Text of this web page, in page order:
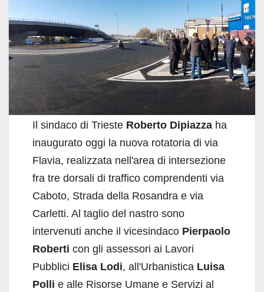
b
o
o
k
A
p
p
dI
n
vi
di
Il sindaco di Trieste Roberto Dipiazza ha
inaugurato oggi la nuova rotatoria di via
Flavia, realizzata nell'area di intersezione
fra tre dorsali di traffico comprendenti via
Caboto, Strada della Rosandra e via
Carletti. Al taglio del nastro sono
intervenuti anche il vicesindaco Pierpaolo
Roberti con gli assessori ai Lavori
Pubblici Elisa Lodi, all'Urbanistica Luisa
Polli e alle Risorse Umane e Servizi al